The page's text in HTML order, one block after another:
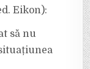
Eikon):
să nu